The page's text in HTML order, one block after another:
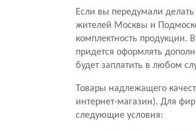
Если вы передумали делать
жителей Москвы и
комплектность продукции.
придется оформлять
будет заплатить в любом
Товары надлежащего
интернет-магазин). Для
следующие условия: